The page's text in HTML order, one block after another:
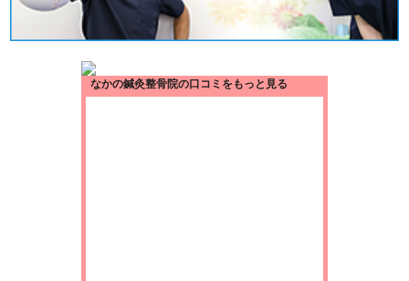
なかの鍼灸整骨院の口コミをもっと見る